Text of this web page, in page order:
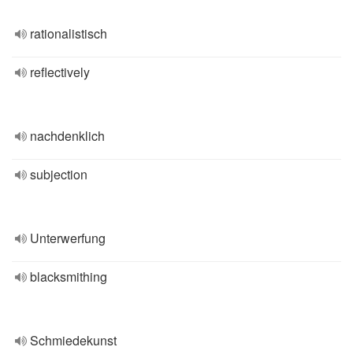
rationalistisch
reflectively
nachdenklich
subjection
Unterwerfung
blacksmithing
Schmiedekunst